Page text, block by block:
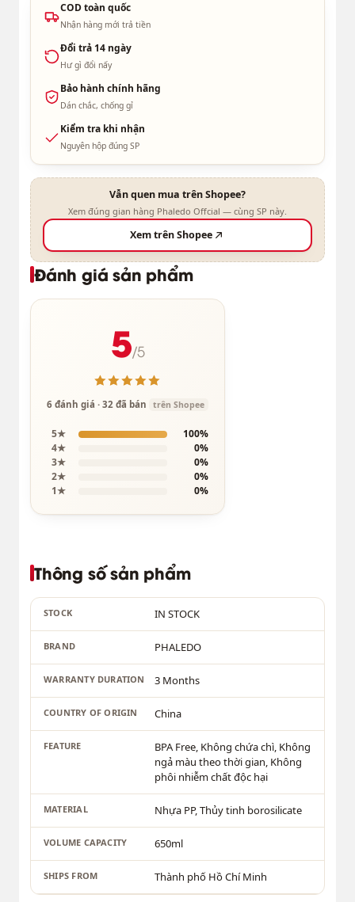
Đánh giá sản phẩm
5/5
6 đánh giá · 32 đã bán trên Shopee
5★
100%
4★
0%
3★
0%
2★
0%
1★
0%
Thông số sản phẩm
STOCK IN STOCK
BRAND PHALEDO
WARRANTY DURATION 3 Months
COUNTRY OF ORIGIN China
FEATURE
BPA Free, Không chứa chì, Không
ngả màu theo thời gian, Không
phôi nhiễm chất độc hại
MATERIAL Nhựa PP, Thủy tinh borosilicate
VOLUME CAPACITY 650ml
SHIPS FROM Thành phố Hồ Chí Minh
COD toàn quốc
Nhận hàng mới trả tiền
Đổi trả 14 ngày
Hư gì đổi nấy
Bảo hành chính hãng
Dán chắc, chống gỉ
Kiểm tra khi nhận
Nguyên hộp đúng SP
Vẫn quen mua trên Shopee?
Xem đúng gian hàng Phaledo Offcial — cùng SP này.
Xem trên Shopee